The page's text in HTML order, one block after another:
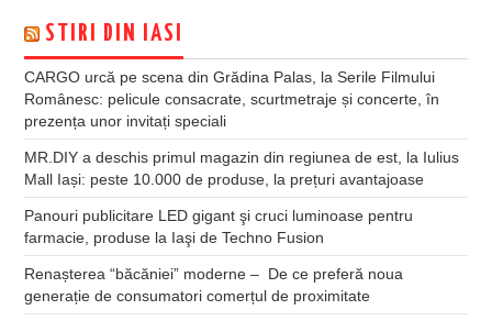
STIRI DIN IASI
CARGO urcă pe scena din Grădina Palas, la Serile Filmului
Românesc: pelicule consacrate, scurtmetraje și concerte, în
prezența unor invitați speciali
MR.DIY a deschis primul magazin din regiunea de est, la Iulius
Mall Iași: peste 10.000 de produse, la prețuri avantajoase
Panouri publicitare LED gigant şi cruci luminoase pentru
farmacie, produse la Iaşi de Techno Fusion
Renașterea “băcăniei” moderne – De ce preferă noua
generație de consumatori comerțul de proximitate